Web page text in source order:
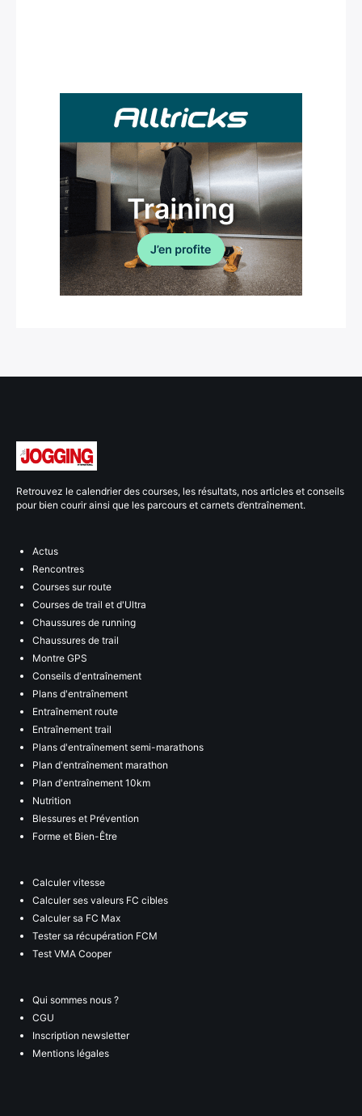
Retrouvez le calendrier des courses, les résultats, nos articles et conseils
pour bien courir ainsi que les parcours et carnets d’entraînement.
Actus
Rencontres
Courses sur route
Courses de trail et d'Ultra
Chaussures de running
Chaussures de trail
Montre GPS
Conseils d'entraînement
Plans d'entraînement
Entraînement route
Entraînement trail
Plans d'entraînement semi-marathons
Plan d'entraînement marathon
Plan d'entraînement 10km
Nutrition
Blessures et Prévention
Forme et Bien-Être
Calculer vitesse
Calculer ses valeurs FC cibles
Calculer sa FC Max
Tester sa récupération FCM
Test VMA Cooper
Qui sommes nous ?
CGU
Inscription newsletter
Mentions légales